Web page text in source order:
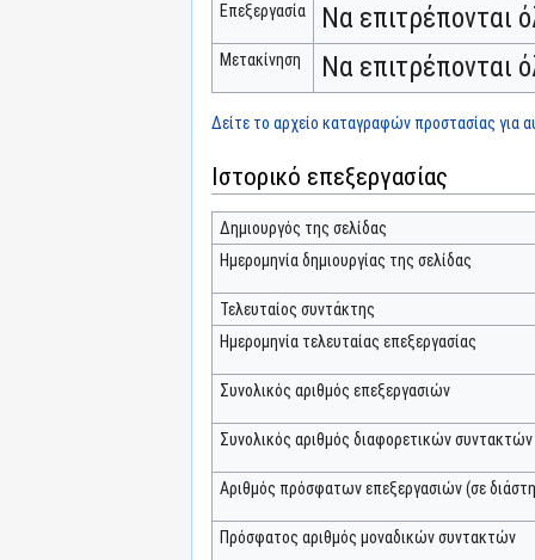
Επεξεργασία Να επιτρέπονται
Μετακίνηση Να επιτρέπονται
Δείτε το αρχείο καταγραφών προστασίας για
Ιστορικό επεξεργασίας
Δημιουργός της σελίδας
Ημερομηνία δημιουργίας της σελίδας
Τελευταίος συντάκτης
Ημερομηνία τελευταίας επεξεργασίας
Συνολικός αριθμός επεξεργασιών
Συνολικός αριθμός διαφορετικών συντακτών
Αριθμός πρόσφατων επεξεργασιών (σε
Πρόσφατος αριθμός μοναδικών συντακτών